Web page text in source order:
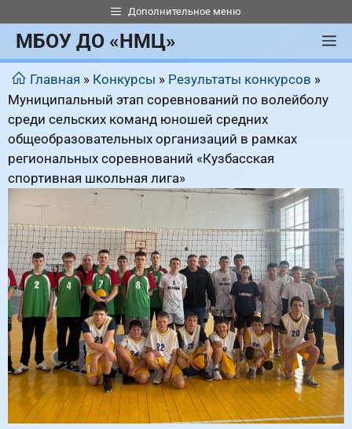
к
содержимому
Дополнительное меню
МБОУ ДО «НМЦ»
Главная » Конкурсы » Результаты конкурсов »
Муниципальный этап соревнований по волейболу
среди сельских команд юношей средних
общеобразовательных организаций в рамках
региональных соревнований «Кузбасская
спортивная школьная лига»